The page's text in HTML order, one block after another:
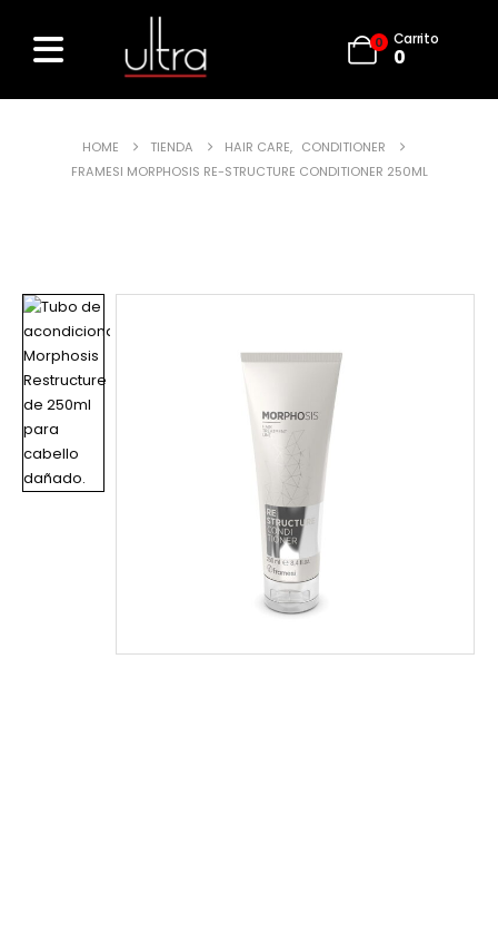
0 Carrito
0
HOME TIENDA HAIR CARE, CONDITIONER
FRAMESI MORPHOSIS RE-STRUCTURE CONDITIONER 250ML